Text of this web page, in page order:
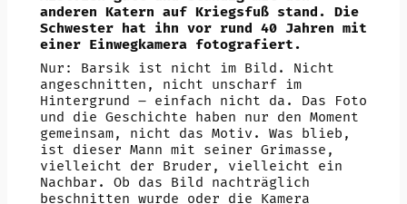
anderen Katern auf Kriegsfuß stand. Die
Schwester hat ihn vor rund 40 Jahren mit
einer Einwegkamera fotografiert.
Nur: Barsik ist nicht im Bild. Nicht
angeschnitten, nicht unscharf im
Hintergrund – einfach nicht da. Das Foto
und die Geschichte haben nur den Moment
gemeinsam, nicht das Motiv. Was blieb,
ist dieser Mann mit seiner Grimasse,
vielleicht der Bruder, vielleicht ein
Nachbar. Ob das Bild nachträglich
beschnitten wurde oder die Kamera